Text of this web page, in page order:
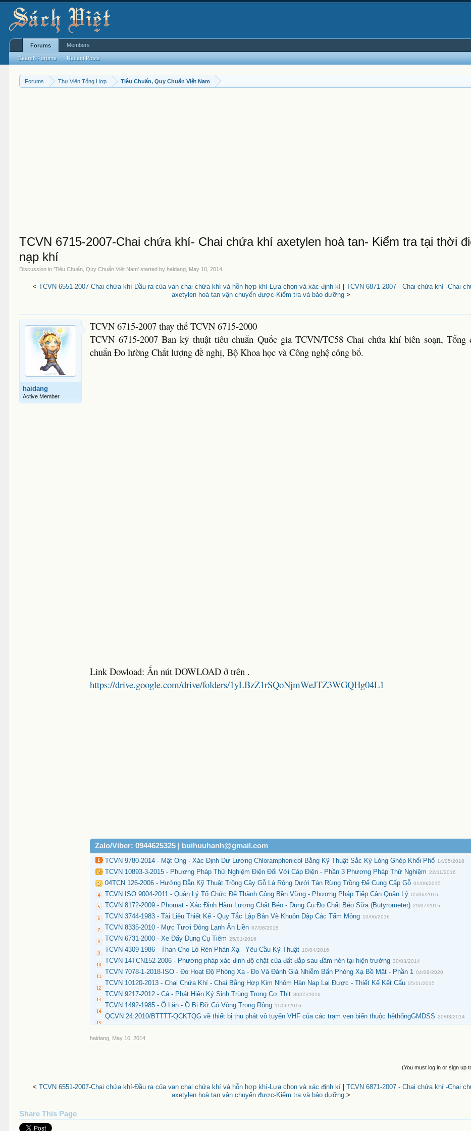
Forums Thư Viện Tổng Hợp Tiêu Chuẩn, Quy Chuẩn Việt Nam
TCVN 6715-2007-Chai chứa khí- Chai chứa khí axetylen hoà tan- Kiểm tra tại thời
nạp khí
Discussion in 'Tiêu Chuẩn, Quy Chuẩn Việt Nam' started byhaidang May 10, 2014
< TCVN 6551-2007-Chai chứa khí-Đầu ra của van chai chứa khí và hỗn hợp khí-Lựa chọn và xác định kí
TCVN 6871-2007 - Chai chứa khí -Chai
axetylen hoà tan vận chuyển được-Kiểm tra và bảo dưỡng >
haidang
Active Member
TCVN 6715-2007 thay thế TCVN 6715-2000
TCVN 6715-2007 Ban kỹ thuật tiêu chuẩn Quốc gia TCVN/TC58 Chai chứa khí biên soạn, Tổng
chuẩn Đo lường Chất lượng đề nghị, Bộ Khoa học và Công nghệ công bố.
Link Dowload: Ấn nút DOWLOAD ở trên .
https://drive.google.com/drive/folders/1yLBzZ1rSQoNjmWeJTZ3WGQHg04L1
Zalo/Viber: 0944625325 | buihuuhanh@gmail.com
TCVN 9780-2014 - Mật Ong - Xác Định Dư Lượng Chloramphenicol Bằng Kỹ Thuật Sắc Ký Lỏng Ghép Khối Phổ 14/05/2016
TCVN 10893-3-2015 - Phương Pháp Thử Nghiệm Điện Đối Với Cáp Điện - Phần 3 Phương Pháp Thử Nghiệm 22/11/2016
04TCN 126-2006 - Hướng Dẫn Kỹ Thuật Trồng Cây Gỗ Lá Rộng Dưới Tán Rừng Trồng Để Cung Cấp Gỗ 01/09/2015
TCVN ISO 9004-2011 - Quản Lý Tổ Chức Để Thành Công Bền Vững - Phương Pháp Tiếp Cận Quản Lý 05/06/2016
TCVN 8172-2009 - Phomat - Xác Định Hàm Lượng Chất Béo - Dụng Cụ Đo Chất Béo Sữa (Butyrometer) 29/07/2015
TCVN 3744-1983 - Tài Liệu Thiết Kế - Quy Tắc Lập Bản Vẽ Khuôn Dập Các Tấm Mỏng 10/06/2016
TCVN 8335-2010 - Mực Tươi Đông Lạnh Ăn Liền 07/08/2015
TCVN 6731-2000 - Xe Đẩy Dụng Cụ Tiêm 25/01/2016
TCVN 4309-1986 - Than Cho Lò Rèn Phản Xạ - Yêu Cầu Kỹ Thuật 10/04/2016
TCVN 14TCN152-2006 - Phương pháp xác định độ chặt của đất đắp sau đầm nén tại hiện trường 30/03/2014
TCVN 7078-1-2018-ISO - Đo Hoạt Độ Phóng Xạ - Đo Và Đánh Giá Nhiễm Bẩn Phóng Xạ Bề Mặt - Phần 1 04/08/2020
TCVN 10120-2013 - Chai Chứa Khí - Chai Bằng Hợp Kim Nhôm Hàn Nạp Lại Được - Thiết Kế Kết Cấu 05/11/2015
TCVN 9217-2012 - Cá - Phát Hiện Ký Sinh Trùng Trong Cơ Thịt 30/05/2016
TCVN 1492-1985 - Ổ Lăn - Ổ Bi Đỡ Có Vòng Trong Rộng 11/06/2016
QCVN 24:2010/BTTTT-QCKTQG về thiết bị thu phát vô tuyến VHF của các trạm ven biển thuộc hệthốngGMDSS 20/03/2014
haidang May 10, 2014
(You must log in or sign up
< TCVN 6551-2007-Chai chứa khí-Đầu ra của van chai chứa khí và hỗn hợp khí-Lựa chọn và xác định kí
TCVN 6871-2007 - Chai chứa khí -Chai
axetylen hoà tan vận chuyển được-Kiểm tra và bảo dưỡng >
Share This Page
Forums
Search Forums Recent Posts
Members